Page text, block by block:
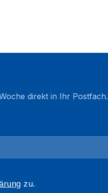
direkt in Ihr Postfach.